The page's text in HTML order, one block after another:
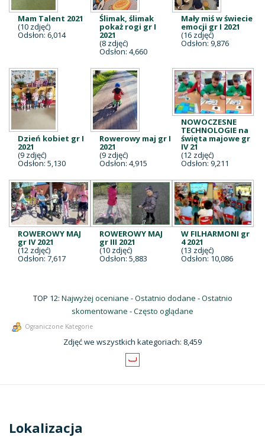
Mam Talent 2021
(10 zdjęć)
Odsłon: 6,014
Ślimak, ślimak
pokaż rogi gr I
2021
(8 zdjęć)
Odsłon: 4,660
Mały miś w świecie
emocji gr I 2021
(16 zdjęć)
Odsłon: 9,876
Dzień kobiet gr I
2021
(9 zdjęć)
Odsłon: 5,130
Rowerowy maj gr I
2021
(9 zdjęć)
Odsłon: 4,915
NOWOCZESNE
TECHNOLOGIE na
święta majowe gr
IV 21
(12 zdjęć)
Odsłon: 9,211
ROWEROWY MAJ
gr IV 2021
(12 zdjęć)
Odsłon: 7,617
ROWEROWY MAJ
gr III 2021
(10 zdjęć)
Odsłon: 5,883
W FILHARMONI gr
4 2021
(13 zdjęć)
Odsłon: 10,086
TOP 12: Najwyżej oceniane -Ostatnio dodane -Ostatnio
skomentowane -Często oglądane
Ograniczone Kategorie
Zdjęć we wszystkich kategoriach: 8,459
Lokalizacja